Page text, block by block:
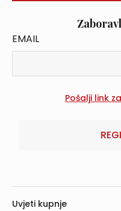
EMAIL
Uvjeti kupnje